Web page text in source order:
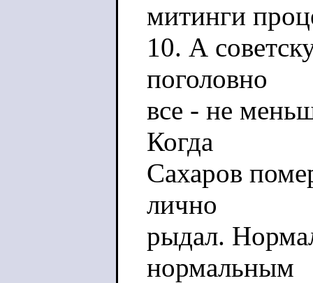
митинги
10. А
поголовно
все - не
Когда
Сахаров
лично
рыдал.
нормальным